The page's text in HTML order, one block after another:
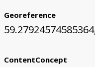
Georeference
ContentConcept